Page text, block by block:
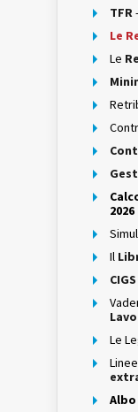
TFR
Le
Le
2026
Il
CIGS
Le
Albo